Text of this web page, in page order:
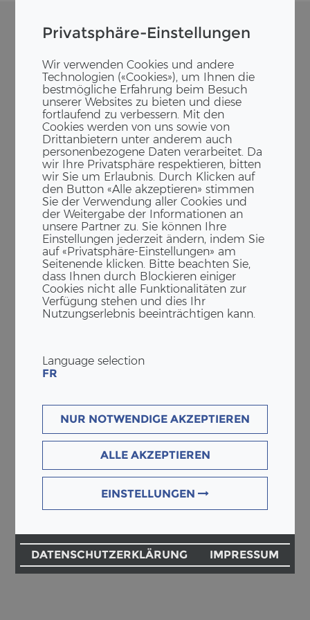
Privatsphäre-Einstellungen
Wir verwenden Cookies und andere
Technologien («Cookies»), um Ihnen die
bestmögliche Erfahrung beim Besuch
unserer Websites zu bieten und diese
fortlaufend zu verbessern. Mit den
Cookies werden von uns sowie von
Drittanbietern unter anderem auch
personenbezogene Daten verarbeitet. Da
wir Ihre Privatsphäre respektieren, bitten
wir Sie um Erlaubnis. Durch Klicken auf
den Button «Alle akzeptieren» stimmen
Sie der Verwendung aller Cookies und
der Weitergabe der Informationen an
unsere Partner zu. Sie können Ihre
Einstellungen jederzeit ändern, indem Sie
auf «Privatsphäre-Einstellungen» am
Seitenende klicken. Bitte beachten Sie,
dass Ihnen durch Blockieren einiger
Cookies nicht alle Funktionalitäten zur
Verfügung stehen und dies Ihr
Nutzungserlebnis beeinträchtigen kann.
Language selection
FR
NUR NOTWENDIGE AKZEPTIEREN
ALLE AKZEPTIEREN
EINSTELLUNGEN
DATENSCHUTZERKLÄRUNG IMPRESSUM